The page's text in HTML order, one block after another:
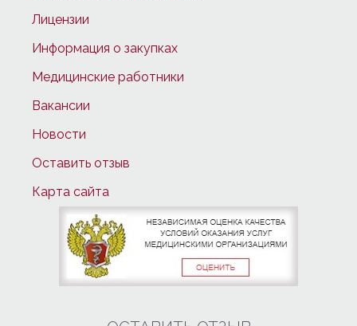
Лицензии
Информация о закупках
Медицинские работники
Вакансии
Новости
Оставить отзыв
Карта сайта